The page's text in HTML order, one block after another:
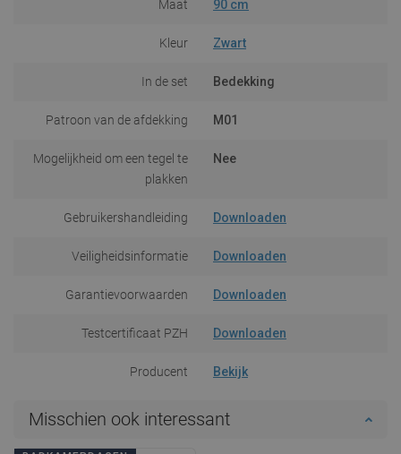
Maat 90 cm
Kleur Zwart
In de set Bedekking
Patroon van de afdekking M01
Mogelijkheid om een tegel te
plakken
Nee
Gebruikershandleiding Downloaden
Veiligheidsinformatie Downloaden
Garantievoorwaarden Downloaden
Testcertificaat PZH Downloaden
Producent Bekijk
Misschien ook interessant